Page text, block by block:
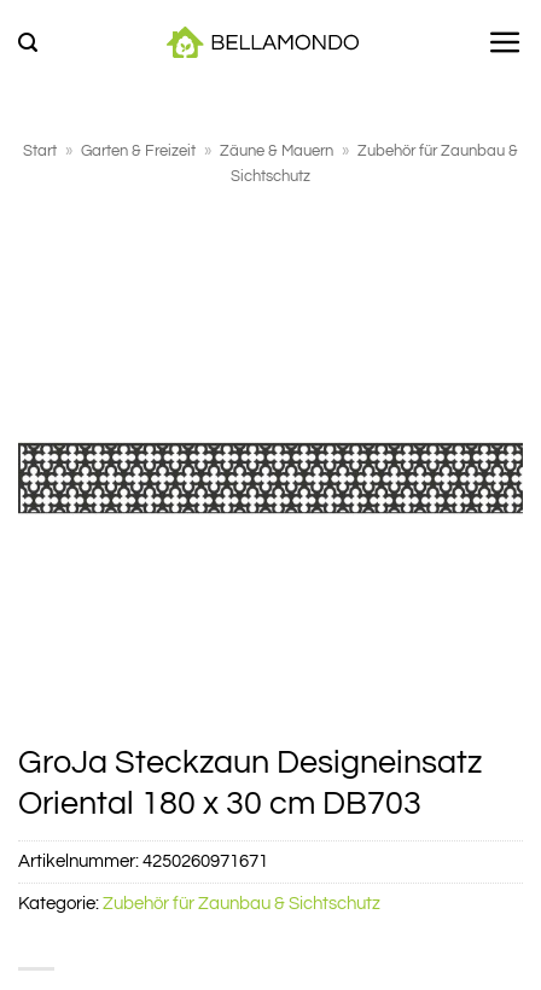
Inhalt
Start » Garten & Freizeit » Zäune & Mauern » Zubehör für Zaunbau &
Sichtschutz
GroJa Steckzaun Designeinsatz
Oriental 180 x 30 cm DB703
Artikelnummer: 4250260971671
Kategorie: Zubehör für Zaunbau & Sichtschutz